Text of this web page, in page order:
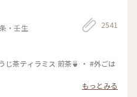
梁や調度品もシックで美しく 昭
お客さんは若い観光客の方が多
いのですが、 コーナーだったの
ごせました✨ ゆるり京都の街歩
な1日でした。 ・ ・ #私のことり
ゼリーポンチ #ひんやりスイーツ #
レトロ #レトロ喫茶 #昭和レトロ #
四条河原町 #京都 #ことりっぷ京都 #ことりっぷ三都巡りの旅
・壬生
2541
じ茶ティラミス 煎茶🍵 ・ #外ごは
もっとみる